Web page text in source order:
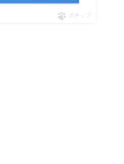
ポチップ